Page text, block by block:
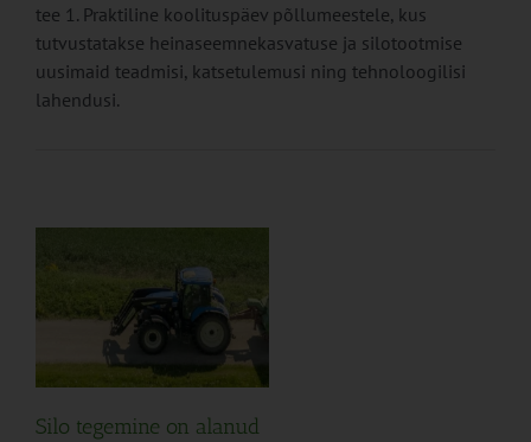
tee 1. Praktiline koolituspäev põllumeestele, kus
tutvustatakse heinaseemnekasvatuse ja silotootmise
uusimaid teadmisi, katsetulemusi ning tehnoloogilisi
lahendusi.
Silo tegemine on alanud